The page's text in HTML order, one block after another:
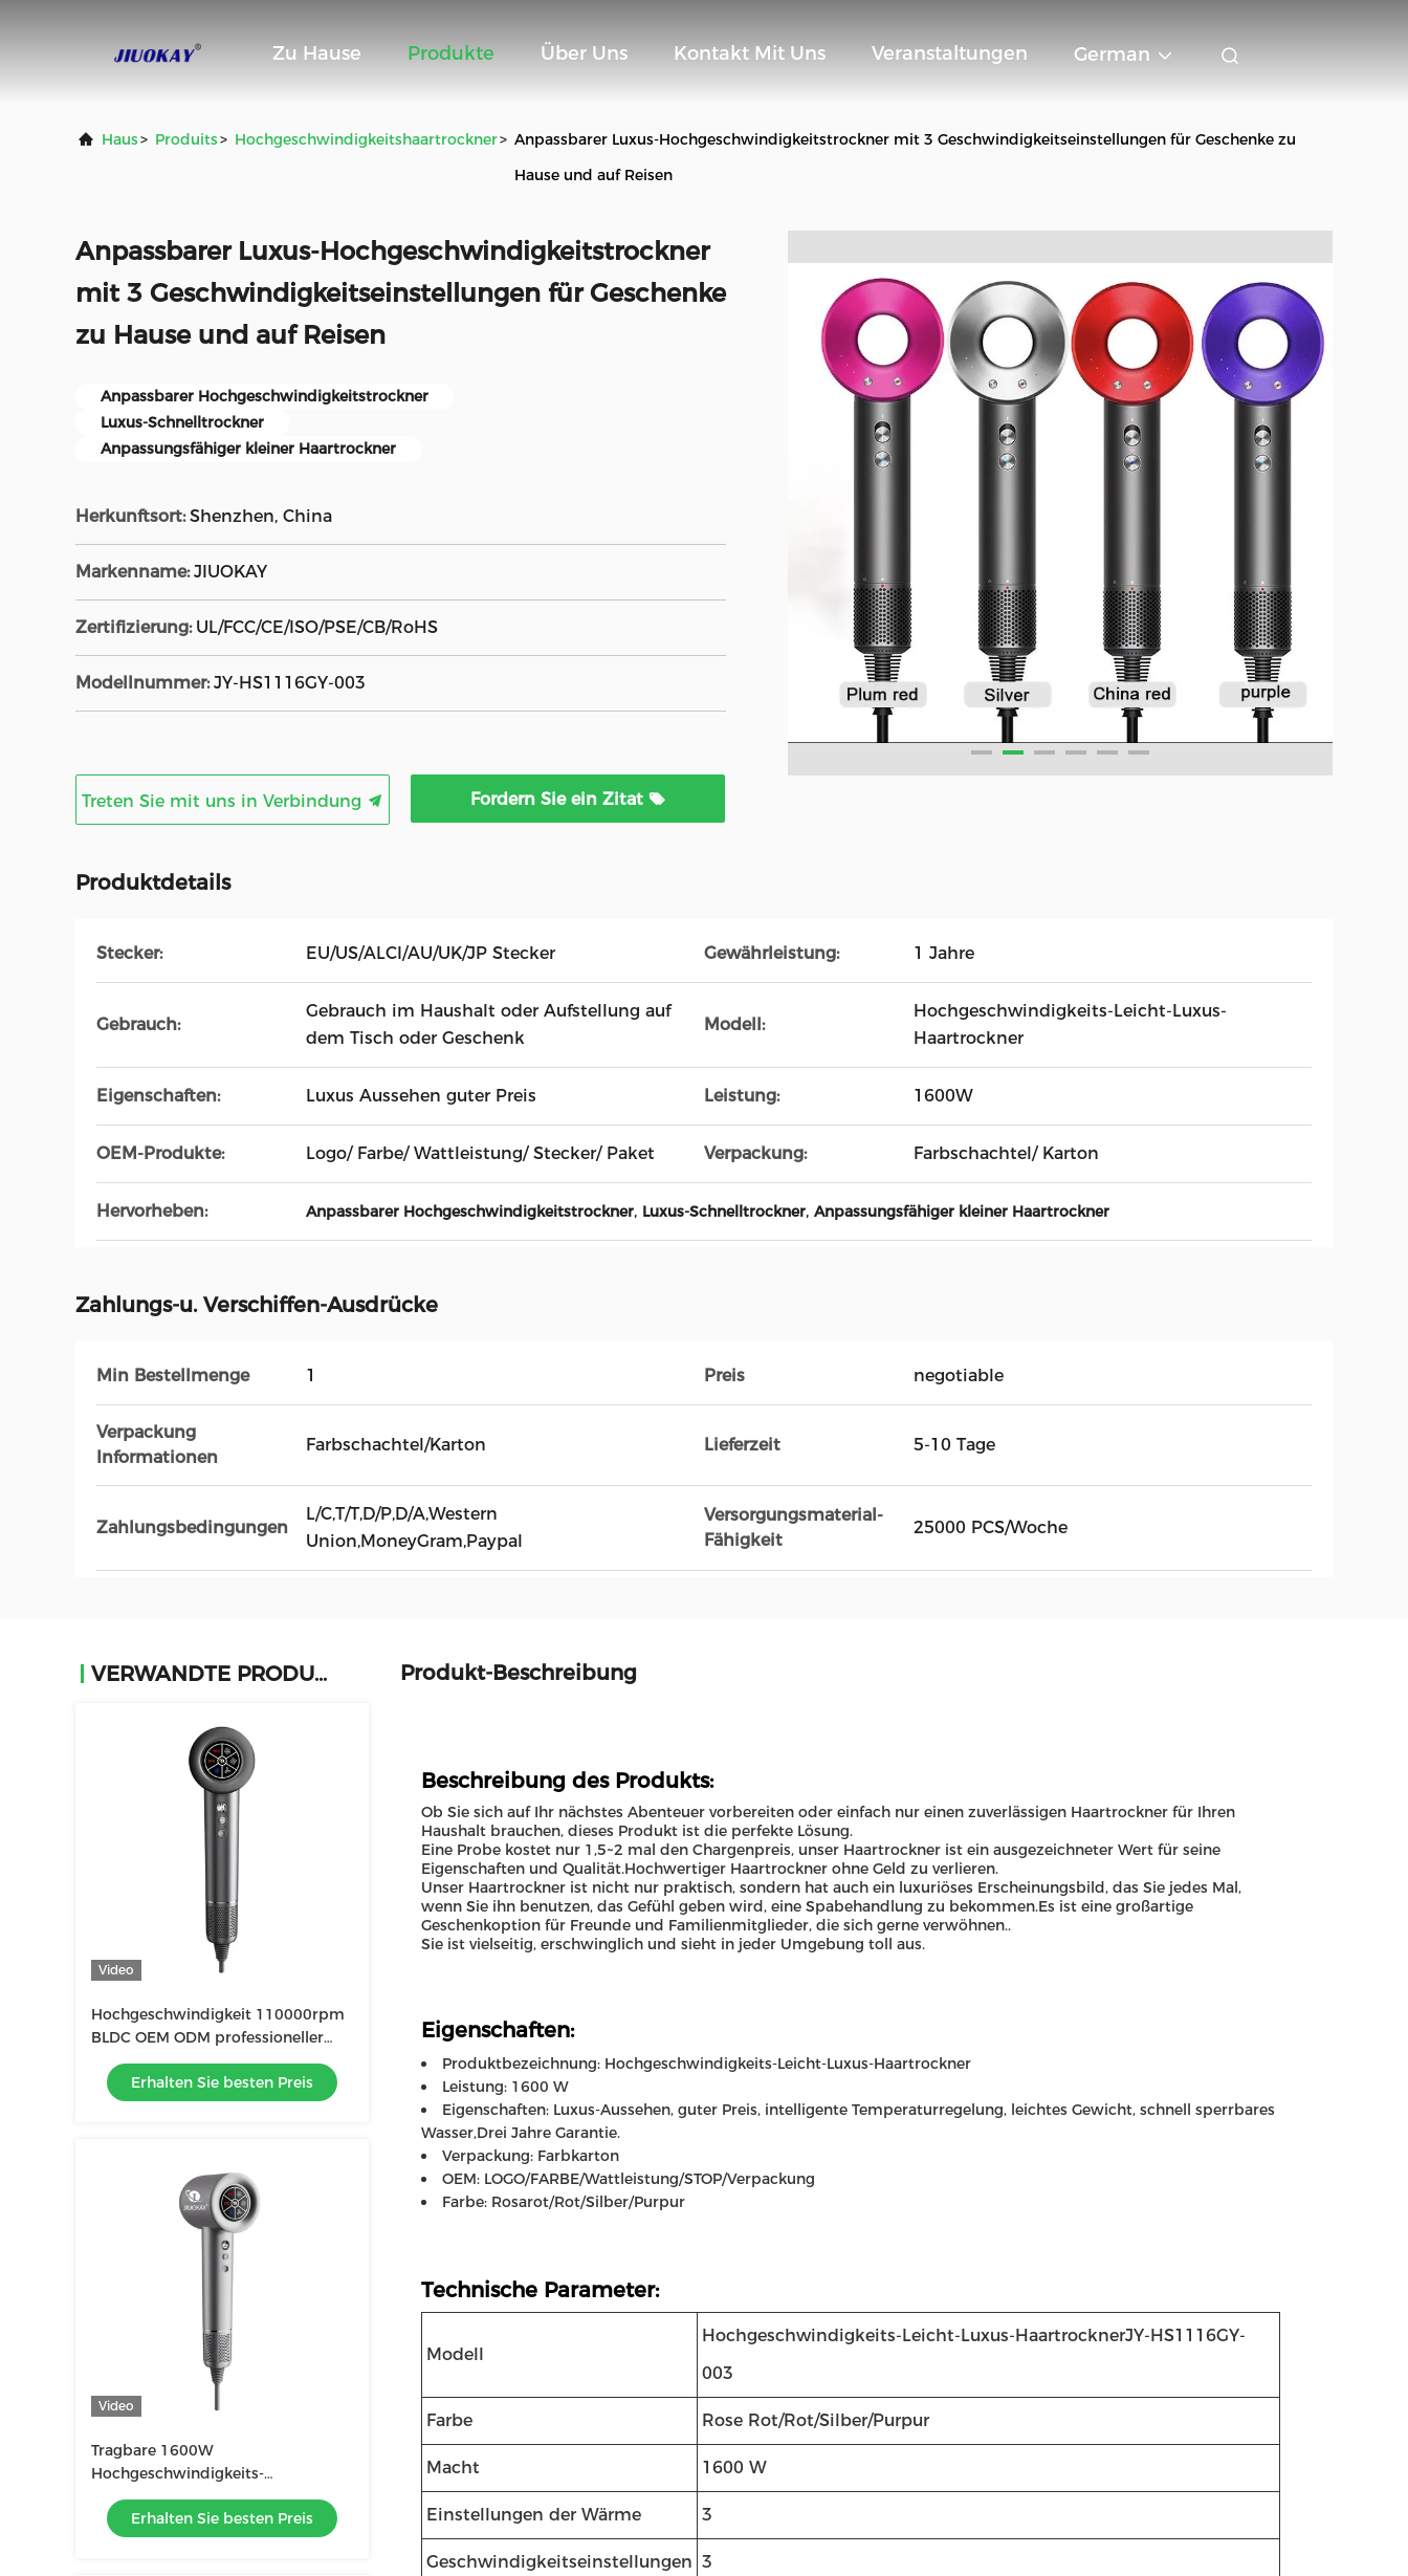
Zu Hause Produkte Über Uns Kontakt Mit Uns Veranstaltungen German
Haus> Produits> Hochgeschwindigkeitshaartrockner> Anpassbarer Luxus-Hochgeschwindigkeitstrockner mit 3 Geschwindigkeitseinstellungen für Geschenke zu
Hause und auf Reisen
Anpassbarer Luxus-Hochgeschwindigkeitstrockner
mit 3 Geschwindigkeitseinstellungen für Geschenke
zu Hause und auf Reisen
Anpassbarer Hochgeschwindigkeitstrockner
Luxus-Schnelltrockner
Anpassungsfähiger kleiner Haartrockner
Herkunftsort: Shenzhen, China
Markenname: JIUOKAY
Zertifizierung: UL/FCC/CE/ISO/PSE/CB/RoHS
Modellnummer: JY-HS1116GY-003
Treten Sie mit uns in Verbindung Fordern Sie ein Zitat
Produktdetails
Stecker: EU/US/ALCI/AU/UK/JP Stecker Gewährleistung: 1 Jahre
Gebrauch:
Gebrauch im Haushalt oder Aufstellung auf
dem Tisch oder Geschenk
Modell:
Hochgeschwindigkeits-Leicht-Luxus-
Haartrockner
Eigenschaften: Luxus Aussehen guter Preis Leistung: 1600W
OEM-Produkte: Logo/ Farbe/ Wattleistung/ Stecker/ Paket Verpackung: Farbschachtel/ Karton
Hervorheben: Anpassbarer Hochgeschwindigkeitstrockner, Luxus-Schnelltrockner, Anpassungsfähiger kleiner Haartrockner
Zahlungs-u. Verschiffen-Ausdrücke
Min Bestellmenge 1 Preis negotiable
Verpackung
Informationen
Farbschachtel/Karton Lieferzeit 5-10 Tage
Zahlungsbedingungen
L/C,T/T,D/P,D/A,Western
Union,MoneyGram,Paypal
Versorgungsmaterial-
Fähigkeit
25000 PCS/Woche
VERWANDTE PRODUKTE
Video
Hochgeschwindigkeit 110000rpm
BLDC OEM ODM professioneller
Haartrockner für Haushalte
Erhalten Sie besten Preis
Video
Tragbare 1600W
Hochgeschwindigkeits-
Schnelltrockner LCD-Display
Erhalten Sie besten Preis
Produkt-Beschreibung
Beschreibung des Produkts:
Ob Sie sich auf Ihr nächstes Abenteuer vorbereiten oder einfach nur einen zuverlässigen Haartrockner für Ihren
Haushalt brauchen, dieses Produkt ist die perfekte Lösung.
Eine Probe kostet nur 1,5~2 mal den Chargenpreis, unser Haartrockner ist ein ausgezeichneter Wert für seine
Eigenschaften und Qualität.Hochwertiger Haartrockner ohne Geld zu verlieren.
Unser Haartrockner ist nicht nur praktisch, sondern hat auch ein luxuriöses Erscheinungsbild, das Sie jedes Mal,
wenn Sie ihn benutzen, das Gefühl geben wird, eine Spabehandlung zu bekommen.Es ist eine großartige
Geschenkoption für Freunde und Familienmitglieder, die sich gerne verwöhnen..
Sie ist vielseitig, erschwinglich und sieht in jeder Umgebung toll aus.
Eigenschaften:
Produktbezeichnung: Hochgeschwindigkeits-Leicht-Luxus-Haartrockner
Leistung: 1600 W
Eigenschaften: Luxus-Aussehen, guter Preis, intelligente Temperaturregelung, leichtes Gewicht, schnell sperrbares
Wasser,Drei Jahre Garantie.
Verpackung: Farbkarton
OEM: LOGO/FARBE/Wattleistung/STOP/Verpackung
Farbe: Rosarot/Rot/Silber/Purpur
Technische Parameter:
Modell
Hochgeschwindigkeits-Leicht-Luxus-HaartrocknerJY-HS1116GY-
003
Farbe Rose Rot/Rot/Silber/Purpur
Macht 1600 W
Einstellungen der Wärme 3
Geschwindigkeitseinstellungen 3